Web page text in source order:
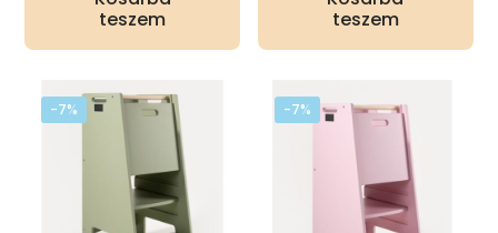
79
900 Ft.
teszem
89
900 Ft.
teszem
-7% -7%